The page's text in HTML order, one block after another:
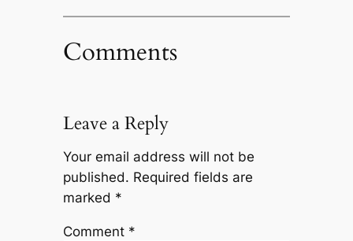
Comments
Leave a Reply
Your email address will not be
published. Required fields are
marked *
Comment *